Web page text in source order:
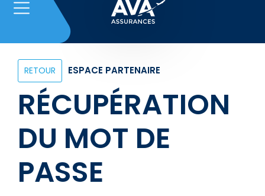
RETOUR ESPACE PARTENAIRE
RÉCUPÉRATION
DU MOT DE
PASSE